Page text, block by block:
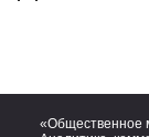
«Общественное